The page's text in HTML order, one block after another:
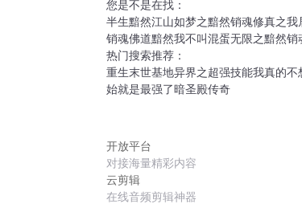
您是不是在找：
半生黯然江山如梦之黯然销魂修真之我
销魂佛道黯然我不叫混蛋无限之黯然销
热门搜索推荐：
重生末世基地异界之超强技能我真的不
始就是最强了暗圣殿传奇
开放平台
对接海量精彩内容
云剪辑
在线音频剪辑神器